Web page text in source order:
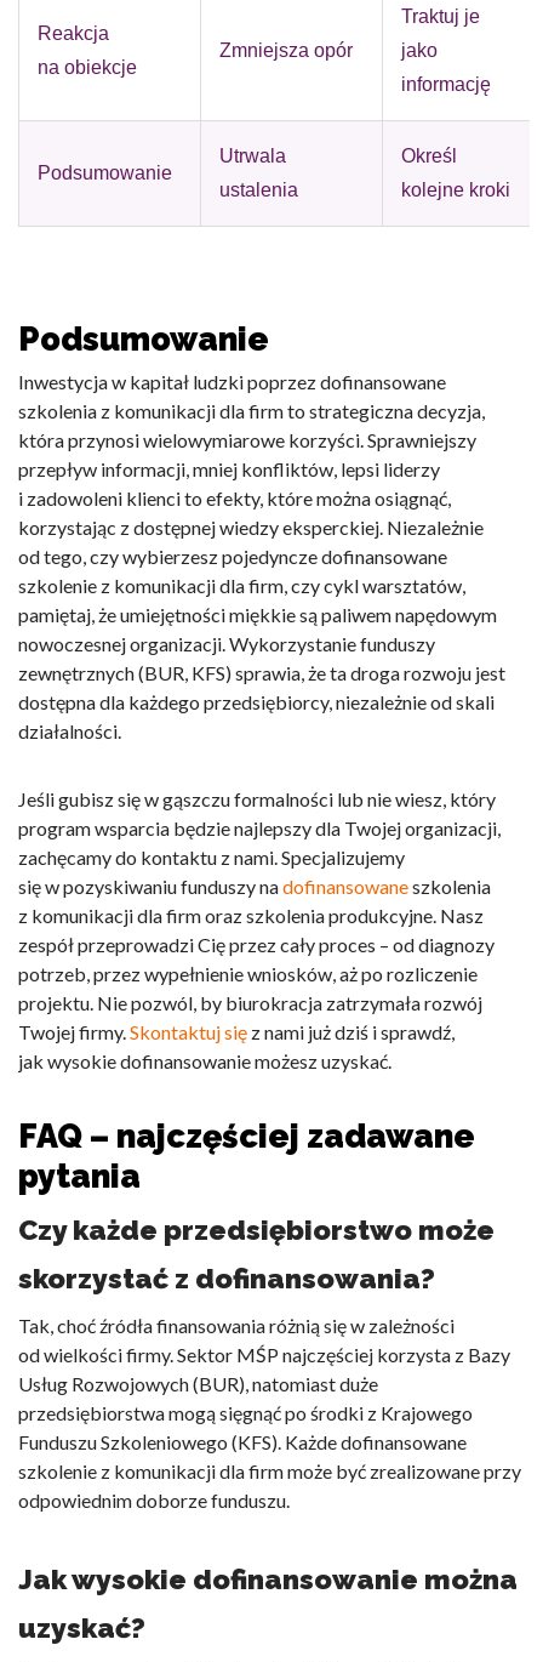
Reakcja
na obiekcje
Zmniejsza opór
Traktuj je
jako
informację
Podsumowanie
Utrwala
ustalenia
Określ
kolejne kroki
Podsumowanie
Inwestycja w kapitał ludzki poprzezdofinansowane
szkolenia z komunikacji dla firmto strategiczna decyzja,
która przynosi wielowymiarowe korzyści. Sprawniejszy
przepływ informacji, mniej konfliktów, lepsi liderzy
i zadowoleni klienci to efekty, które można osiągnąć,
korzystając z dostępnej wiedzy eksperckiej. Niezależnie
od tego, czy wybierzesz pojedynczedofinansowane
szkolenie z komunikacji dla firm, czy cykl warsztatów,
pamiętaj, że umiejętności miękkie są paliwem napędowym
nowoczesnej organizacji. Wykorzystanie funduszy
zewnętrznych (BUR, KFS) sprawia, że ta droga rozwoju jest
dostępna dla każdego przedsiębiorcy, niezależnie od skali
działalności.
Jeśli gubisz się w gąszczu formalności lub nie wiesz, który
program wsparcia będzie najlepszy dla Twojej organizacji,
zachęcamy do kontaktu z nami. Specjalizujemy
się w pozyskiwaniu funduszy nadofinansowaneszkolenia
z komunikacji dla firmoraz szkolenia produkcyjne. Nasz
zespół przeprowadzi Cię przez cały proces – od diagnozy
potrzeb, przez wypełnienie wniosków, aż po rozliczenie
projektu. Nie pozwól, by biurokracja zatrzymała rozwój
Twojej firmy.Skontaktuj się z nami już dziś i sprawdź,
jak wysokie dofinansowanie możesz uzyskać.
FAQ – najczęściej zadawane
pytania
Czy każde przedsiębiorstwo może
skorzystać z dofinansowania?
Tak, choć źródła finansowania różnią się w zależności
od wielkości firmy. Sektor MŚP najczęściej korzysta z Bazy
Usług Rozwojowych (BUR), natomiast duże
przedsiębiorstwa mogą sięgnąć po środki z Krajowego
Funduszu Szkoleniowego (KFS). Każdedofinansowane
szkolenie z komunikacji dla firmmoże być zrealizowane przy
odpowiednim doborze funduszu.
Jak wysokie dofinansowanie można
uzyskać?